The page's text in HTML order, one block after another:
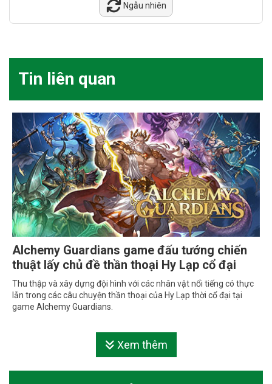
Ngẫu nhiên
Tin liên quan
Alchemy Guardians game đấu tướng chiến
thuật lấy chủ đề thần thoại Hy Lạp cổ đại
Thu thập và xây dựng đội hình với các nhân vật nổi tiếng có thực
lẫn trong các câu chuyện thần thoại của Hy Lạp thời cổ đại tại
game Alchemy Guardians.
Xem thêm